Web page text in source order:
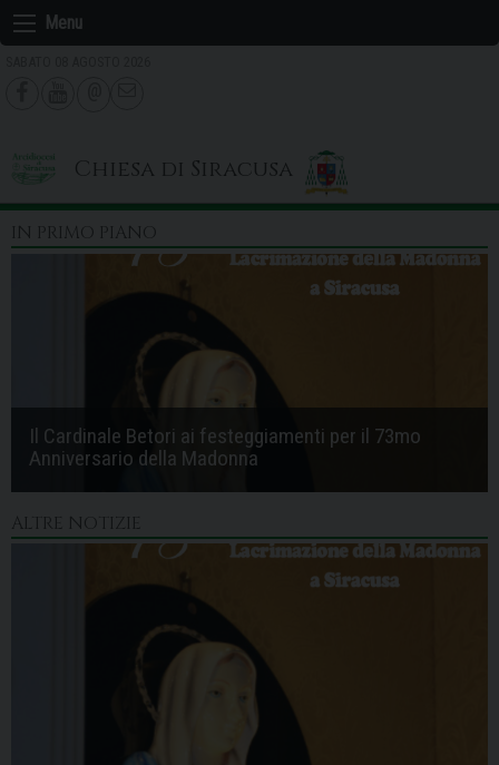
Skip
to
Menu
Chiesa di Siracusa
IN PRIMO PIANO
Il Cardinale Betori ai festeggiamenti per il 73mo
Anniversario della Madonna
ALTRE NOTIZIE